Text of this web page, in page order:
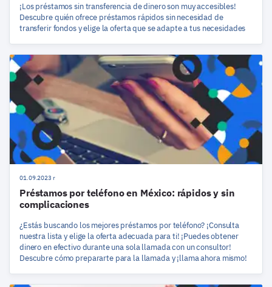
¡Los préstamos sin transferencia de dinero son muy accesibles!
Descubre quién ofrece préstamos rápidos sin necesidad de
transferir fondos y elige la oferta que se adapte a tus necesidades
01.09.2023 r
Préstamos por teléfono en México: rápidos y sin
complicaciones
¿Estás buscando los mejores préstamos por teléfono? ¡Consulta
nuestra lista y elige la oferta adecuada para ti! ¡Puedes obtener
dinero en efectivo durante una sola llamada con un consultor!
Descubre cómo prepararte para la llamada y ¡llama ahora mismo!